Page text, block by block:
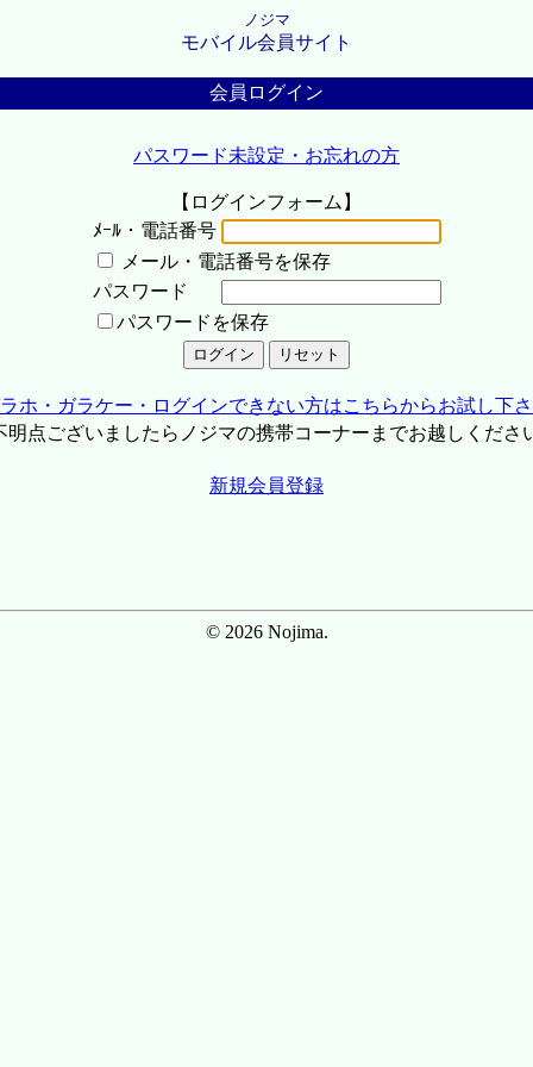
ノジマ
モバイル会員サイト
会員ログイン
パスワード未設定・お忘れの方
【ログインフォーム】
ﾒｰﾙ・電話番号
メール・電話番号を保存
パスワード
パスワードを保存
ホ・ガラケー・ログインできない方はこちらからお試し下
点ございましたらノジマの携帯コーナーまでお越しくださ
新規会員登録
© 2026 Nojima.